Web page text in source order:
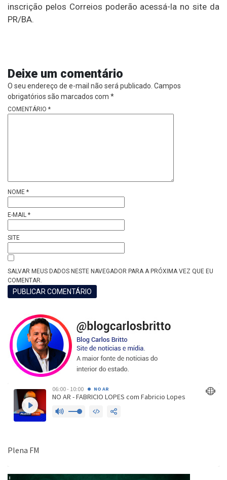
inscrição pelos Correios poderão acessá-la no site da
PR/BA.
Deixe um comentário
O seu endereço de e-mail não será publicado. Campos
obrigatórios são marcados com *
COMENTÁRIO *
NOME *
E-MAIL *
SITE
SALVAR MEUS DADOS NESTE NAVEGADOR PARA A PRÓXIMA VEZ QUE EU
COMENTAR.